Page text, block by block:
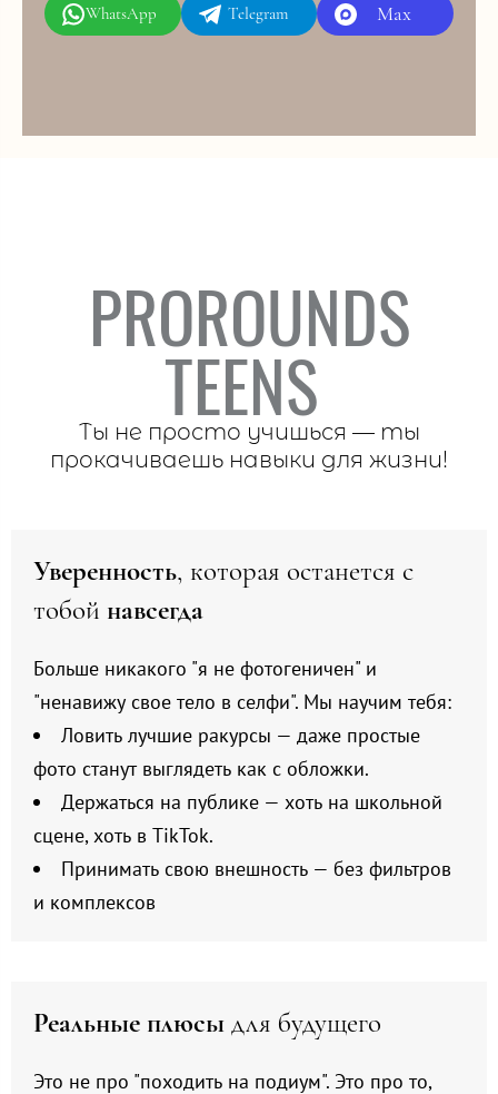
WhatsApp Telegram Max
PROROUNDS
TEENS
Ты не просто учишься — ты
прокачиваешь навыки для жизни!
Уверенность, которая останется с
тобой навсегда
Больше никакого "я не фотогеничен" и
"ненавижу свое тело в селфи". Мы научим тебя:
Ловить лучшие ракурсы — даже простые
фото станут выглядеть как с обложки.
Держаться на публике — хоть на школьной
сцене, хоть в TikTok.
Принимать свою внешность — без фильтров
и комплексов
Реальные плюсы для будущего
Это не про "походить на подиум". Это про то,